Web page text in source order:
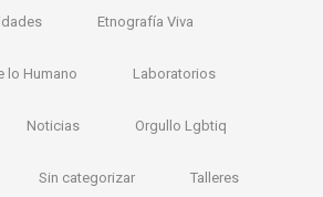
Etnografía Viva
lo Humano Laboratorios
Noticias Orgullo Lgbtiq
Sin categorizar Talleres